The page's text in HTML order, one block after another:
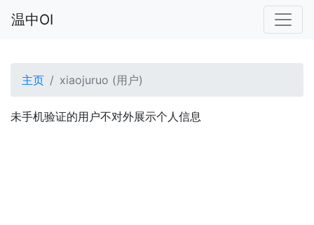
温中OI
主页 xiaojuruo (用户)
未手机验证的用户不对外展示个人信息